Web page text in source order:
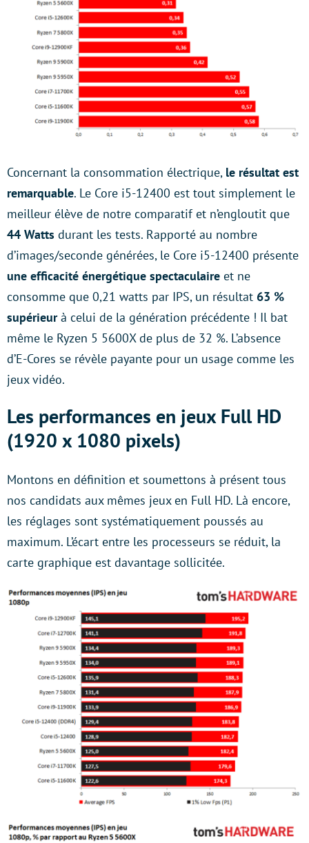
Concernant la consommation électrique, le résultat est
remarquable. Le Core i5-12400 est tout simplement le
meilleur élève de notre comparatif et n’engloutit que
44 Watts durant les tests. Rapporté au nombre
d’images/seconde générées, le Core i5-12400 présente
une efficacité énergétique spectaculaire et ne
consomme que 0,21 watts par IPS, un résultat 63 %
supérieurà celui de la génération précédente ! Il bat
même le Ryzen 5 5600X de plus de 32 %. L’absence
d’E-Cores se révèle payante pour un usage comme les
jeux vidéo.
Les performances en jeux Full HD
(1920 x 1080 pixels)
Montons en définition et soumettons à présent tous
nos candidats aux mêmes jeux en Full HD. Là encore,
les réglages sont systématiquement poussés au
maximum. L’écart entre les processeurs se réduit, la
carte graphique est davantage sollicitée.